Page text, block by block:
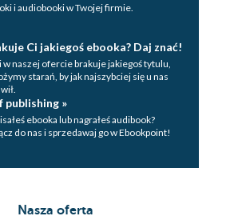
i audiobooki w Twojej firmie.
Ci jakiegoś ebooka? Daj znać!
w naszej ofercie brakuje jakiegoś tytulu,
starań, by jak najszybciej się u nas
publishing »
ebooka lub nagrałeś audibook?
do nas i sprzedawaj go w Ebookpoint!
Nasza oferta